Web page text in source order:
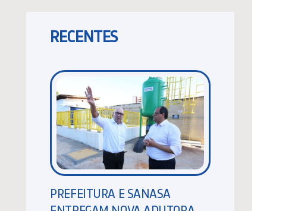
RECENTES
PREFEITURA E SANASA